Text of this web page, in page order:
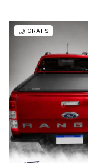
GRATIS